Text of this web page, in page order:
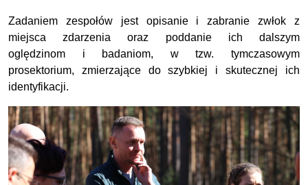
Zadaniem zespołów jest opisanie i zabranie zwłok z
miejsca zdarzenia oraz poddanie ich dalszym
oględzinom i badaniom, w tzw. tymczasowym
prosektorium, zmierzające do szybkiej i skutecznej ich
identyfikacji.